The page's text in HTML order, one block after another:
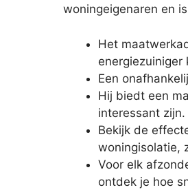
woningeigenaren en
Het
energiezuiniger
Een
Hij biedt een
interessant zijn.
Bekijk de
woningisolatie,
Voor elk
ontdek je hoe